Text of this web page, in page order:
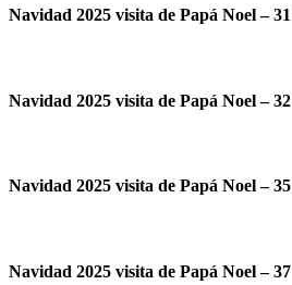
Navidad 2025 visita de Papá Noel – 31
Navidad 2025 visita de Papá Noel – 32
Navidad 2025 visita de Papá Noel – 35
Navidad 2025 visita de Papá Noel – 37